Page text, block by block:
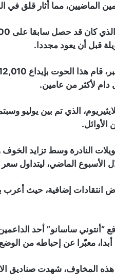
الماضيين، مما أثار قلق في
قبل أن يعود مجددا.
لأكثر من عامين.
انتقادات إضافية، حيث
“أنتوني ساسانو” أحد
أبدا، معبّرا عن إحباطه من
المخاوف، شهدت صناديق